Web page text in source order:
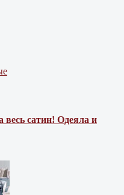
весь сатин! Одеяла и